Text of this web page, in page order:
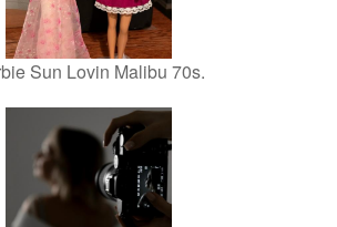
Sun Lovin Malibu 70s.